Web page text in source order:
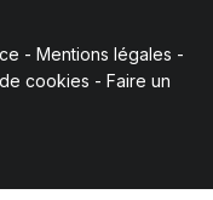
- Mentions légales -
cookies - Faire un